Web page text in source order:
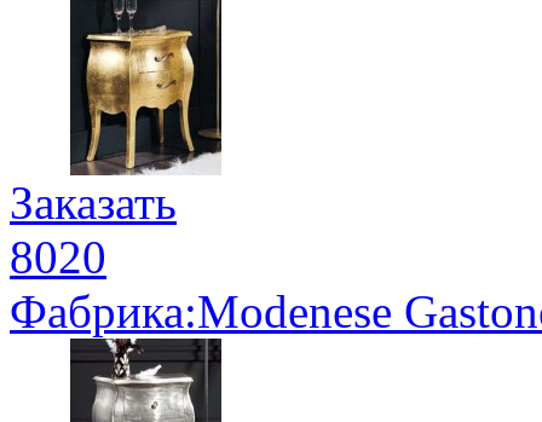
Заказать
8020
Фабрика:Modenese